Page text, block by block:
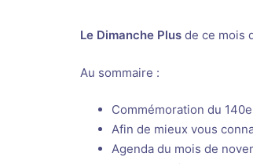
Le Dimanche Plus de ce mois
Au sommaire :
Commémoration du
Afin de mieux vous
Agenda du mois de